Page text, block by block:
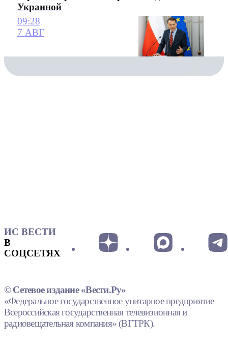
Украиной
09:28
7 АВГ
ИС ВЕСТИ
В
СОЦСЕТЯХ
© Сетевое издание «Вести.Ру»
«Федеральное государственное унитарное предприятие
Всероссийская государственная телевизионная и
радиовещательная компания» (ВГТРК).